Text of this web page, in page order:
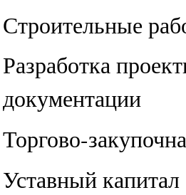
Строительные
Разработка
документации
Торгово-
Уставный